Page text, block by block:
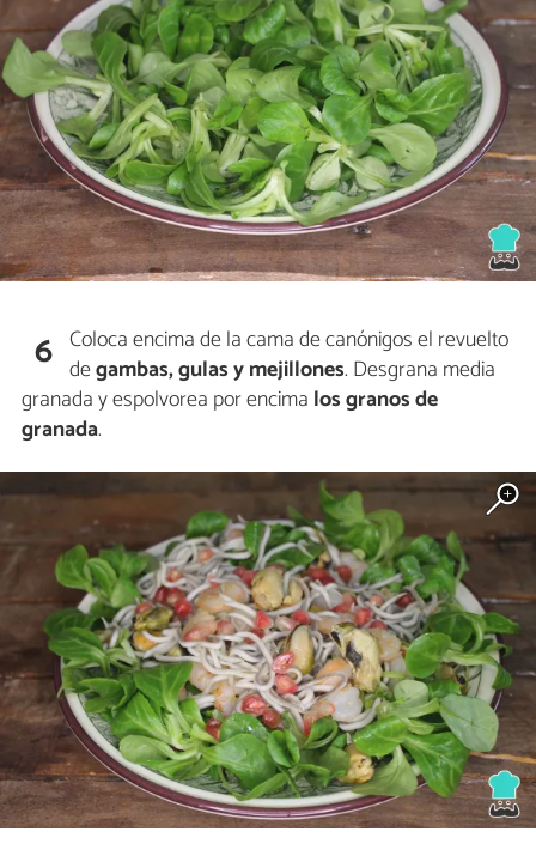
6 Coloca encima de la cama de canónigos el revuelto
degambas, gulas y mejillones. Desgrana media
granada y espolvorea por encima los granos de
granada.